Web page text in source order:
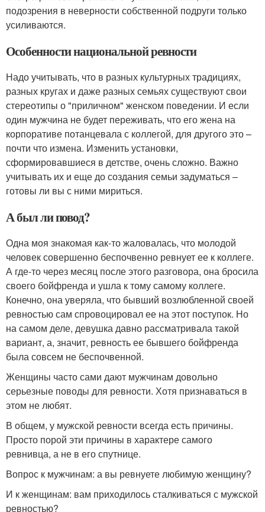
подозрения в неверности собственной подруги только
усиливаются.
Особенности национальной ревности
Надо учитывать, что в разных культурных традициях,
разных кругах и даже разных семьях существуют свои
стереотипы о "приличном" женском поведении. И если
один мужчина не будет переживать, что его жена на
корпоративе потанцевала с коллегой, для другого это –
почти что измена. Изменить установки,
сформировавшиеся в детстве, очень сложно. Важно
учитывать их и еще до создания семьи задуматься –
готовы ли вы с ними мириться.
А был ли повод?
Одна моя знакомая как-то жаловалась, что молодой
человек совершенно беспочвенно ревнует ее к коллеге.
А где-то через месяц после этого разговора, она бросила
своего бойфренда и ушла к тому самому коллеге.
Конечно, она уверяла, что бывший возлюбленной своей
ревностью сам спровоцировал ее на этот поступок. Но
на самом деле, девушка давно рассматривала такой
вариант, а, значит, ревность ее бывшего бойфренда
была совсем не беспочвенной.
Женщины часто сами дают мужчинам довольно
серьезные поводы для ревности. Хотя признаваться в
этом не любят.
В общем, у мужской ревности всегда есть причины.
Просто порой эти причины в характере самого
ревнивца, а не в его спутнице.
Вопрос к мужчинам: а вы ревнуете любимую женщину?
И к женщинам: вам приходилось сталкиваться с мужской
ревностью?